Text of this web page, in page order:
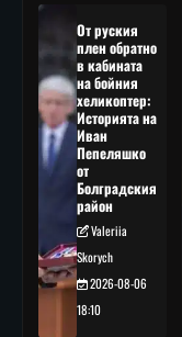
От руския
плен обратно
в кабината
на бойния
хеликоптер:
Историята на
Иван
Пепеляшко
от
Болградския
район
Valeriia
Skorych
2026-08-06
18:10